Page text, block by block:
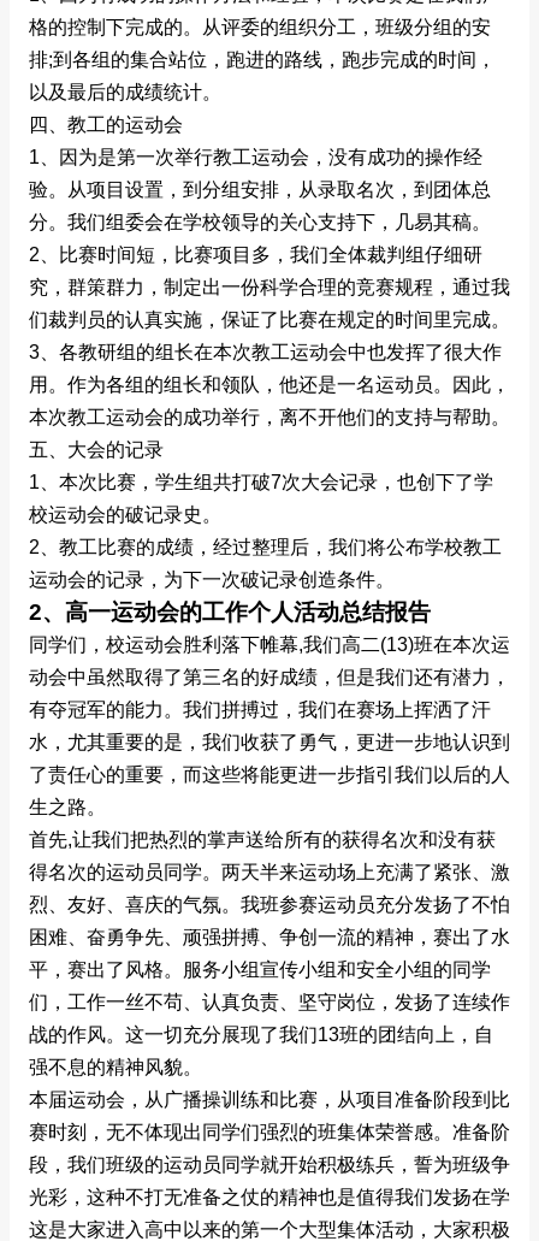
格的控制下完成的。从评委的组织分工，班级分组的安
排;到各组的集合站位，跑进的路线，跑步完成的时间，
以及最后的成绩统计。
四、教工的运动会
1、因为是第一次举行教工运动会，没有成功的操作经
验。从项目设置，到分组安排，从录取名次，到团体总
分。我们组委会在学校领导的关心支持下，几易其稿。
2、比赛时间短，比赛项目多，我们全体裁判组仔细研
究，群策群力，制定出一份科学合理的竞赛规程，通过我
们裁判员的认真实施，保证了比赛在规定的时间里完成。
3、各教研组的组长在本次教工运动会中也发挥了很大作
用。作为各组的组长和领队，他还是一名运动员。因此，
本次教工运动会的成功举行，离不开他们的支持与帮助。
五、大会的记录
1、本次比赛，学生组共打破7次大会记录，也创下了学
校运动会的破记录史。
2、教工比赛的成绩，经过整理后，我们将公布学校教工
运动会的记录，为下一次破记录创造条件。
2、高一运动会的工作个人活动总结报告
同学们，校运动会胜利落下帷幕,我们高二(13)班在本次运
动会中虽然取得了第三名的好成绩，但是我们还有潜力，
有夺冠军的能力。我们拼搏过，我们在赛场上挥洒了汗
水，尤其重要的是，我们收获了勇气，更进一步地认识到
了责任心的重要，而这些将能更进一步指引我们以后的人
生之路。
首先,让我们把热烈的掌声送给所有的获得名次和没有获
得名次的运动员同学。两天半来运动场上充满了紧张、激
烈、友好、喜庆的气氛。我班参赛运动员充分发扬了不怕
困难、奋勇争先、顽强拼搏、争创一流的精神，赛出了水
平，赛出了风格。服务小组宣传小组和安全小组的同学
们，工作一丝不苟、认真负责、坚守岗位，发扬了连续作
战的作风。这一切充分展现了我们13班的团结向上，自
强不息的精神风貌。
本届运动会，从广播操训练和比赛，从项目准备阶段到比
赛时刻，无不体现出同学们强烈的班集体荣誉感。准备阶
段，我们班级的运动员同学就开始积极练兵，誓为班级争
光彩，这种不打无准备之仗的精神也是值得我们发扬在学
这是大家进入高中以来的第一个大型集体活动，大家积极